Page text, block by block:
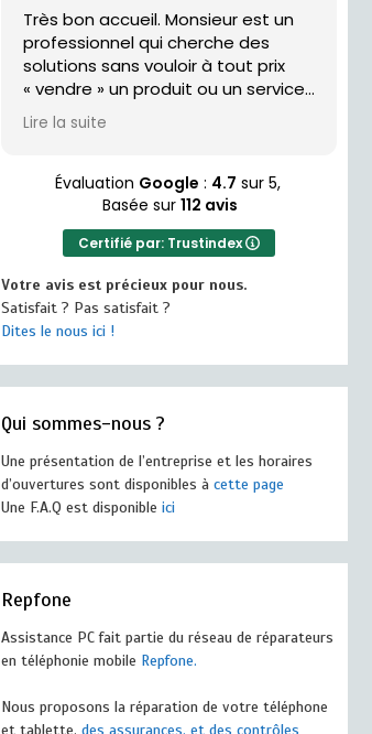
Très bon accueil. Monsieur est un
professionnel qui cherche des
solutions sans vouloir à tout prix
« vendre » un produit ou un service.
Je recommande !
Lire la suite
Évaluation Google : 4.7 sur 5,
Basée sur 112 avis
Certifié par: Trustindex
Votre avis est précieux pour nous.
Satisfait ? Pas satisfait ?
Dites le nous ici !
Qui sommes-nous ?
Une présentation de l’entreprise et les horaires
d’ouvertures sont disponibles à cette page
Une F.A.Q est disponible ici
Repfone
Assistance PC fait partie du réseau de réparateurs
en téléphonie mobile Repfone.
Nous proposons la réparation de votre téléphone
et tablette, des assurances, et des contrôles